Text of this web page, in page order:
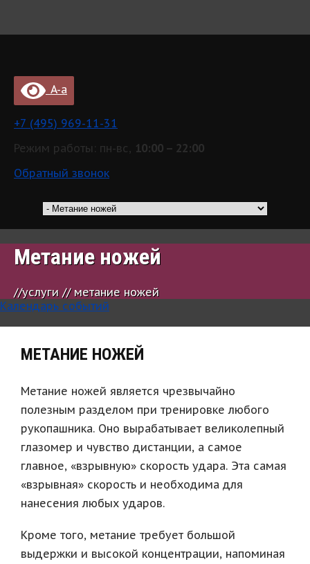
A-a
+7 (495) 969-11-31
Режим работы: пн-вс, 10:00 – 22:00
Обратный звонок
Метание ножей
//услуги // метание ножей
Календарь событий
МЕТАНИЕ НОЖЕЙ
Метание ножей является чрезвычайно
полезным разделом при тренировке любого
рукопашника. Оно вырабатывает великолепный
глазомер и чувство дистанции, а самое
главное, «взрывную» скорость удара. Эта самая
«взрывная» скорость и необходима для
нанесения любых ударов.
Кроме того, метание требует большой
выдержки и высокой концентрации, напоминая